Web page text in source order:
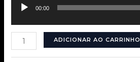
Tocador
áudio
00:00
ADICIONAR AO CARRINHO